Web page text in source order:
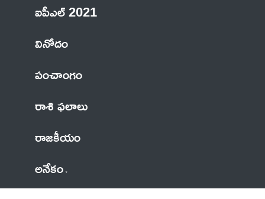
ఐపీఎల్ 2021
వినోదం
పంచాంగం
రాశి ఫలాలు
రాజకీయం
అనేకం